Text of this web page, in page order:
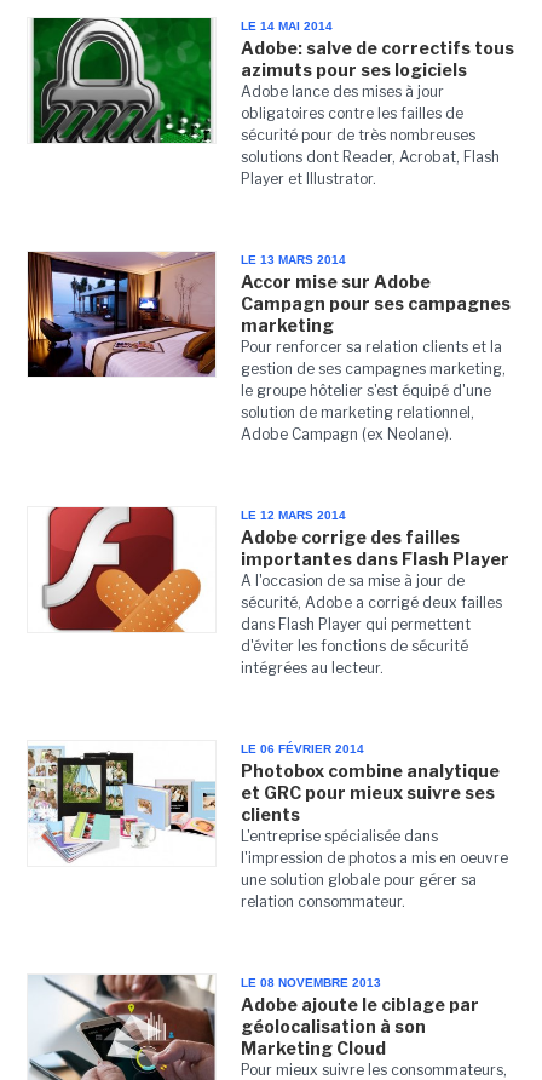
LE 14 MAI 2014
Adobe: salve de correctifs tous
azimuts pour ses logiciels
Adobe lance des mises à jour
obligatoires contre les failles de
sécurité pour de très nombreuses
solutions dont Reader, Acrobat, Flash
Player et Illustrator.
LE 13 MARS 2014
Accor mise sur Adobe
Campagn pour ses campagnes
marketing
Pour renforcer sa relation clients et la
gestion de ses campagnes marketing,
le groupe hôtelier s'est équipé d'une
solution de marketing relationnel,
Adobe Campagn (ex Neolane).
LE 12 MARS 2014
Adobe corrige des failles
importantes dans Flash Player
A l'occasion de sa mise à jour de
sécurité, Adobe a corrigé deux failles
dans Flash Player qui permettent
d'éviter les fonctions de sécurité
intégrées au lecteur.
LE 06 FÉVRIER 2014
Photobox combine analytique
et GRC pour mieux suivre ses
clients
L'entreprise spécialisée dans
l'impression de photos a mis en oeuvre
une solution globale pour gérer sa
relation consommateur.
LE 08 NOVEMBRE 2013
Adobe ajoute le ciblage par
géolocalisation à son
Marketing Cloud
Pour mieux suivre les consommateurs,